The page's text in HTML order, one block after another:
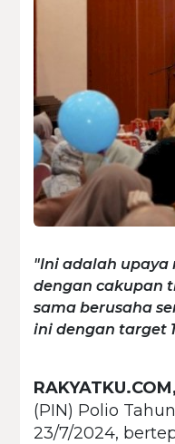
"Ini adalah upaya
dengan cakupan
sama berusaha
ini dengan target
(PIN) Polio
23/7/2024,